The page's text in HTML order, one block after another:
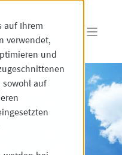
auf Ihrem
verwendet,
und
sowohl auf